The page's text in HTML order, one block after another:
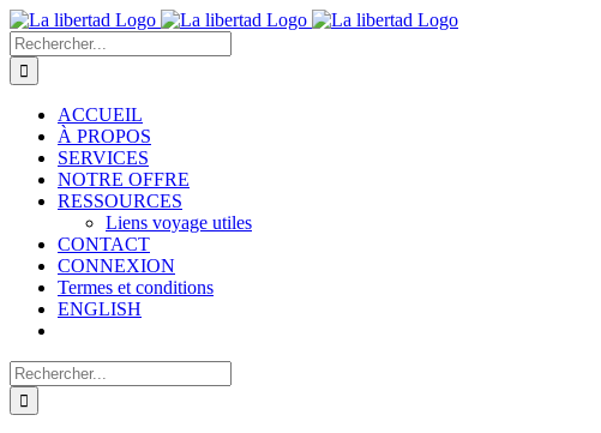
Passer
au
contenu
Rechercher:
ACCUEIL
À PROPOS
SERVICES
NOTRE OFFRE
RESSOURCES
Liens voyage utiles
CONTACT
CONNEXION
Termes et conditions
ENGLISH
Rechercher: